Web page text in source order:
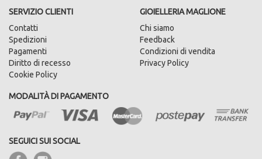
SERVIZIO CLIENTI
Contatti
Spedizioni
Pagamenti
Diritto di recesso
Cookie Policy
GIOIELLERIA MAGLIONE
Chi siamo
Feedback
Condizioni di vendita
Privacy Policy
MODALITÀ DI PAGAMENTO
SEGUICI SUI SOCIAL